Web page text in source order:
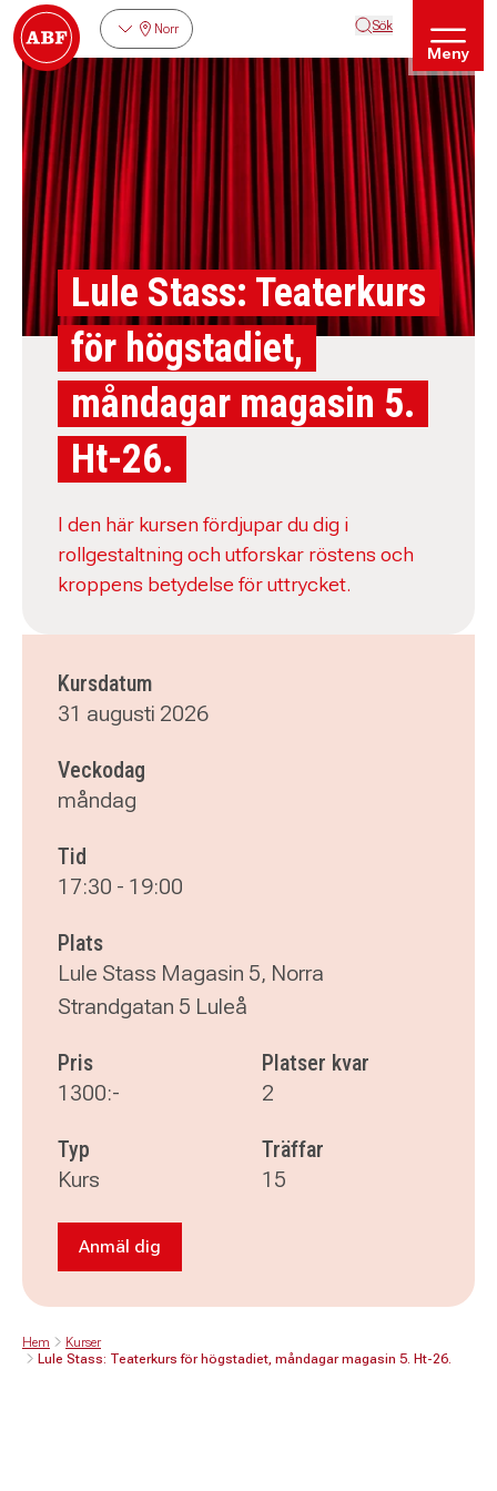
Norr Sök
Meny
Lule Stass: Teaterkurs
för högstadiet,
måndagar magasin 5.
Ht-26.
I den här kursen fördjupar du dig i
rollgestaltning och utforskar röstens och
kroppens betydelse för uttrycket.
Kursdatum
31 augusti 2026
Veckodag
måndag
Tid
17:30 - 19:00
Plats
Lule Stass Magasin 5, Norra
Strandgatan 5 Luleå
Pris
1300:-
Platser kvar
2
Typ
Kurs
Träffar
15
Anmäl dig till Lule Stass: Teaterkurs för
Anmäl dig
Hem
Kurser
Lule Stass: Teaterkurs för högstadiet, måndagar magasin 5. Ht-26.